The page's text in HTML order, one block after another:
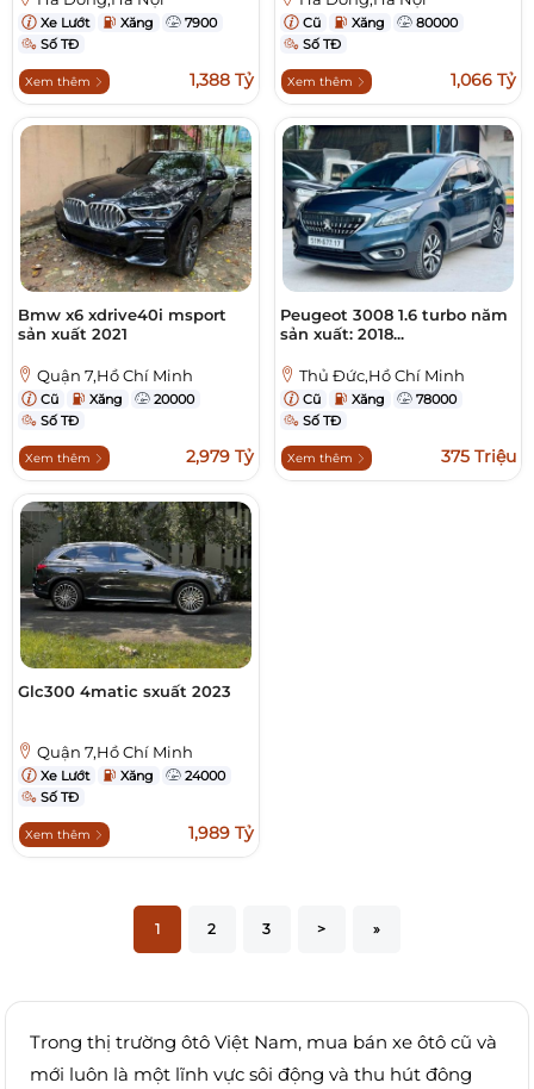
Xe Lướt Xăng
7900
Số TĐ
Xem thêm 1,388 Tỷ
Cũ Xăng
80000
Số TĐ
Xem thêm 1,066 Tỷ
Bmw x6 xdrive40i msport
sản xuất 2021
Quận 7,Hồ Chí Minh
Cũ Xăng
20000
Số TĐ
Xem thêm 2,979 Tỷ
Peugeot 3008 1.6 turbo năm
sản xuất: 2018...
Thủ Đức,Hồ Chí Minh
Cũ Xăng
78000
Số TĐ
Xem thêm 375 Triệu
Glc300 4matic sxuất 2023
Quận 7,Hồ Chí Minh
Xe Lướt Xăng
24000
Số TĐ
Xem thêm 1,989 Tỷ
1 2 3 > »
Trong thị trường ôtô Việt Nam, mua bán xe ôtô cũ và
mới luôn là một lĩnh vực sôi động và thu hút đông